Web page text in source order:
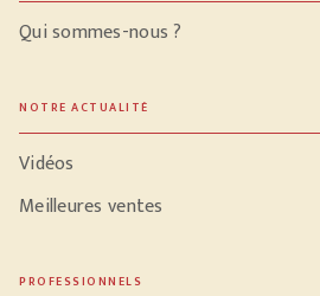
Qui sommes-nous ?
NOTRE ACTUALITÉ
Vidéos
Meilleures ventes
PROFESSIONNELS